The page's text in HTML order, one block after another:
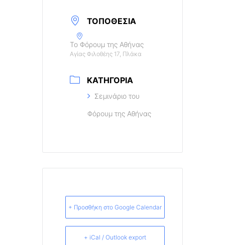
ΤΟΠΟΘΕΣΊΑ
Το Φόρουμ της Αθήνας
Αγίας Φιλοθέης 17, Πλάκα
ΚΑΤΗΓΟΡΊΑ
Σεμινάριο του
Φόρουμ της Αθήνας
+ Προσθήκη στο Google Calendar
+ iCal / Outlook export